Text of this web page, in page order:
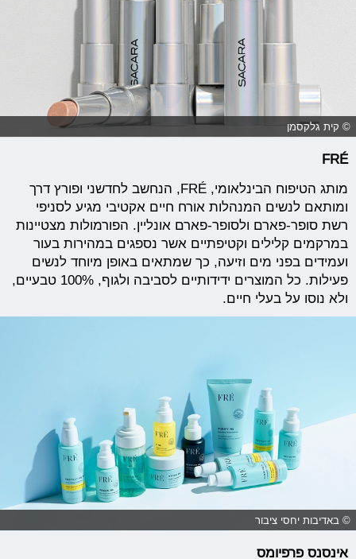
© קית גלקסמן
FRÉ
מותג הטיפוח הבינלאומי, FRÉ, הנחשב לחדשני ופורץ דרך
ומותאם לנשים המנהלות אורח חיים אקטיבי מגיע לסניפי
רשת סופר-פארם ולסופר-פארם אונליין. הפורמולות מצטיינות
במרקמים קלילים וקטיפתיים אשר נספגים במהירות בעור
ועמידים בפני מים וזיעה, כך שמתאים באופן מיוחד לנשים
פעילות. כל המוצרים ידידותיים לסביבה ולגוף, 100% טבעיים,
ולא נוסו על בעלי חיים.
© באדיבות יחסי ציבור
אינסנס פרפיומס